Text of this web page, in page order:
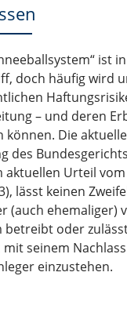
ist
doch häufig wird
– und deren
können. Die aktuelle
des
Urteil vom
lässt keinen
(auch ehemaliger)
betreibt oder
seinem
einzustehen.